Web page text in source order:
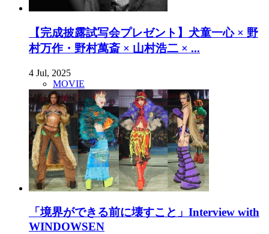
【完成披露試写会プレゼント】犬童一心 × 野
村万作・野村萬斎 × 山村浩二 × ...
4 Jul, 2025
MOVIE
「境界ができる前に壊すこと」Interview with
WINDOWSEN